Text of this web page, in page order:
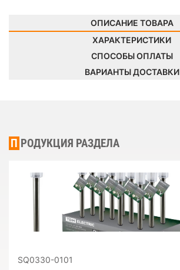
ОПИСАНИЕ ТОВАРА
ХАРАКТЕРИСТИКИ
СПОСОБЫ ОПЛАТЫ
ВАРИАНТЫ ДОСТАВКИ
ПРОДУКЦИЯ РАЗДЕЛА
SQ0330-0101